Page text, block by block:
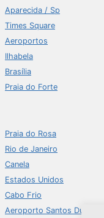
Aparecida / Sp
Times Square
Aeroportos
Ilhabela
Brasília
Praia do Forte
Praia do Rosa
Rio de Janeiro
Canela
Estados Unidos
Cabo Frio
Aeroporto Santos Dumont